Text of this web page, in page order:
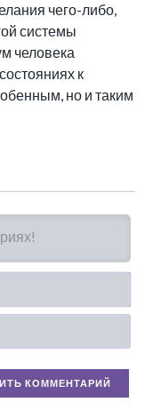
чего-либо,
системы
человека
к
но и таким